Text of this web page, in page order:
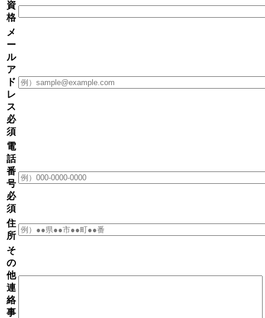
資
格
メ
ー
ル
ア
ド
レ
ス
必
須
電
話
番
号
必
須
住
所
そ
の
他
連
絡
事